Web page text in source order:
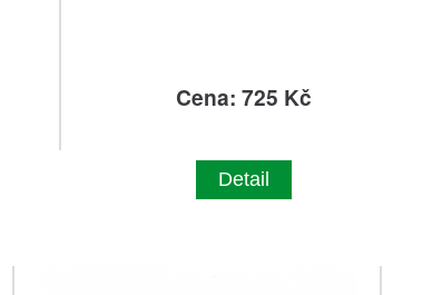
Cena: 725 Kč
Detail